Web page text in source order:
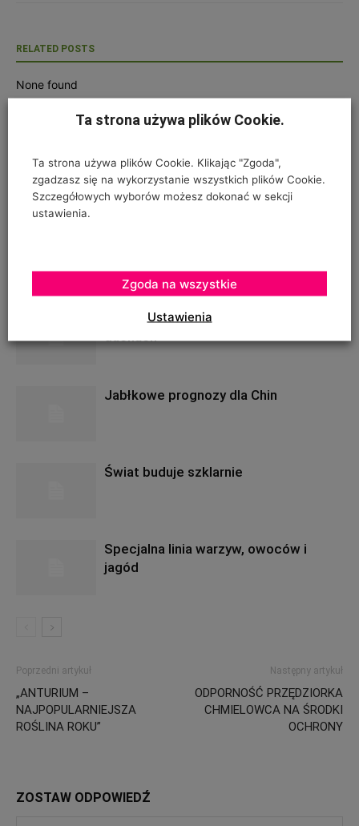
RELATED POSTS
None found
POWIĄZANE ARTYKUŁY WIĘCEJ OD AUTORA
Premiera nowego jabłka w Madrycie
Boiska sportowe na zielonych
dachach
Jabłkowe prognozy dla Chin
Świat buduje szklarnie
Specjalna linia warzyw, owoców i
jagód
Poprzedni artykuł
„ANTURIUM –
NAJPOPULARNIEJSZA
ROŚLINA ROKU”
Następny artykuł
ODPORNOŚĆ PRZĘDZIORKA
CHMIELOWCA NA ŚRODKI
OCHRONY
ZOSTAW ODPOWIEDŹ
Ta strona używa plików Cookie.
Ta strona używa plików Cookie. Klikając "Zgoda",
zgadzasz się na wykorzystanie wszystkich plików Cookie.
Szczegółowych wyborów możesz dokonać w sekcji
ustawienia.
Ustawienia
Zgoda na wszystkie